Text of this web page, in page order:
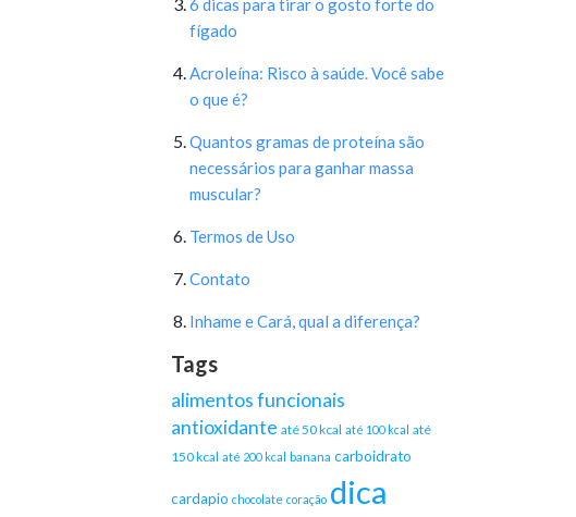
6 dicas para tirar o gosto forte do
fígado
Acroleína: Risco à saúde. Você sabe
o que é?
Quantos gramas de proteína são
necessários para ganhar massa
muscular?
Termos de Uso
Contato
Inhame e Cará, qual a diferença?
Tags
alimentos funcionais
antioxidante até 50 kcal até 100 kcal até
150 kcal até 200 kcal banana carboidrato
cardapio chocolate coração dica